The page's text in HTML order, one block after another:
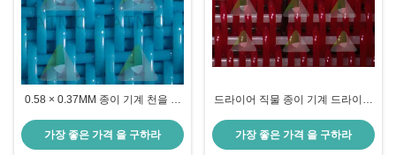
0.58 × 0.37MM 종이 기계 천을 위
가장 좋은 가격 을 구하라
드라이어 직물 종이 기계 드라이어
가장 좋은 가격 을 구하라